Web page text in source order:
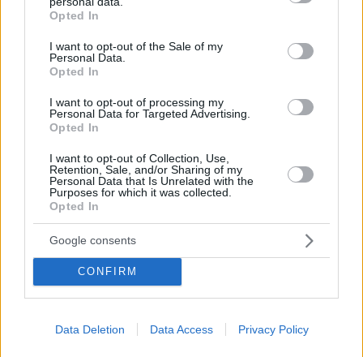
grant or deny consent to Google and its third-party tags to
use your data for below specified purposes in below Google
consent section.
Opted In
I want to opt-out of the Sale of my
Personal Data.
Opted In
I want to opt-out of processing my
Personal Data for Targeted Advertising.
Opted In
I want to opt-out of Collection, Use,
Retention, Sale, and/or Sharing of my
Personal Data that Is Unrelated with the
Purposes for which it was collected.
Opted In
Google consents
CONFIRM
Data Deletion Data Access Privacy Policy
los primeros pasos. Nuestros expertos en
marketing gastronómico y diseño te
acompañaran en el proceso.
Por eso hemos diseñado un sistema capaz de
ayudar a tu negocio a adaptarse a las
viviendo. Contamos con una carta de servicios
que pueden ayudarte a aminorar las cargas de
trabajo en tu negocio o empresa para que
puedas ofrecer a tus clientes la seguridad y el
apoyo que merecen. Llega la transformación
digital para quedarse. Menú digital QR para el
sector gastronómico de Perú con Recafy.